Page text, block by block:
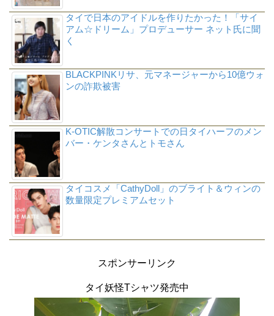
タイで日本のアイドルを作りたかった！「サイ
アム☆ドリーム」プロデューサー ネット氏に聞
く
BLACKPINKリサ、元マネージャーから10億ウォ
ンの詐欺被害
K-OTIC解散コンサートでの日タイハーフのメン
バー・ケンタさんとトモさん
タイコスメ「CathyDoll」のブライト＆ウィンの
数量限定プレミアムセット
スポンサーリンク
タイ妖怪Tシャツ発売中